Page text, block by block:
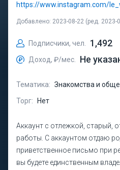
https://www.instagram.com/
Добавлено: 2023-08-22 (ред. 2023-
Подписчики, чел. 1,492
Доход, ₽/мес. Не
Тематика: Знакомства и
Торг:
Нет
Аккаунт с отлежкой, старый,
работы. С аккаунтом отдаю
приветственное письмо при
вы будете единственным